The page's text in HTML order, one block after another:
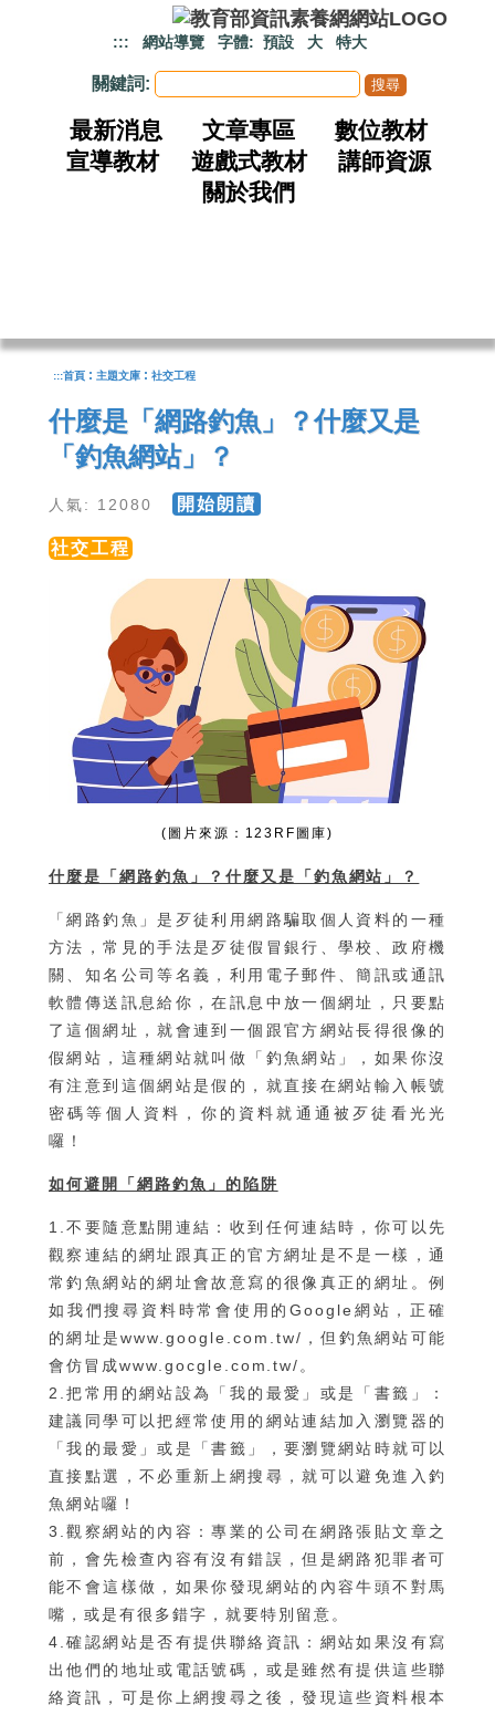
::: 網站導覽 字體: 預設 大 特大
關鍵詞:
最新消息 文章專區
數位教材
宣導教材
遊戲式教材
講師資源
關於我們
:::首頁 : 主題文庫 : 社交工程
什麼是「網路釣魚」？什麼又是
「釣魚網站」？
人氣: 12080 開始朗讀
社交工程
(圖片來源：123RF圖庫)
什麼是「網路釣魚」？什麼又是「釣魚網站」？
「網路釣魚」是歹徒利用網路騙取個人資料的一種
方法，常見的手法是歹徒假冒銀行、學校、政府機
關、知名公司等名義，利用電子郵件、簡訊或通訊
軟體傳送訊息給你，在訊息中放一個網址，只要點
了這個網址，就會連到一個跟官方網站長得很像的
假網站，這種網站就叫做「釣魚網站」，如果你沒
有注意到這個網站是假的，就直接在網站輸入帳號
密碼等個人資料，你的資料就通通被歹徒看光光
囉！
如何避開「網路釣魚」的陷阱
1.不要隨意點開連結：收到任何連結時，你可以先
觀察連結的網址跟真正的官方網址是不是一樣，通
常釣魚網站的網址會故意寫的很像真正的網址。例
如我們搜尋資料時常會使用的Google網站，正確
的網址是www.google.com.tw/ ，但釣魚網站可能
會仿冒成www.gocgle.com.tw/ 。
2.把常用的網站設為「我的最愛」或是「書籤」：
建議同學可以把經常使用的網站連結加入瀏覽器的
「我的最愛」或是「書籤」，要瀏覽網站時就可以
直接點選，不必重新上網搜尋，就可以避免進入釣
魚網站囉！
3.觀察網站的內容：專業的公司在網路張貼文章之
前，會先檢查內容有沒有錯誤，但是網路犯罪者可
能不會這樣做，如果你發現網站的內容牛頭不對馬
嘴，或是有很多錯字，就要特別留意。
4.確認網站是否有提供聯絡資訊：網站如果沒有寫
出他們的地址或電話號碼，或是雖然有提供這些聯
絡資訊，可是你上網搜尋之後，發現這些資料根本